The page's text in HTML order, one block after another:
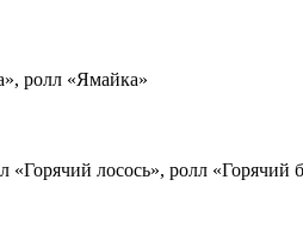
ролл «Ямайка»
лосось», ролл «Горячий